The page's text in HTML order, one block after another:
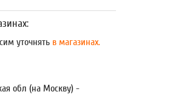
уточнятьв магазинах.
обл (на Москву) -